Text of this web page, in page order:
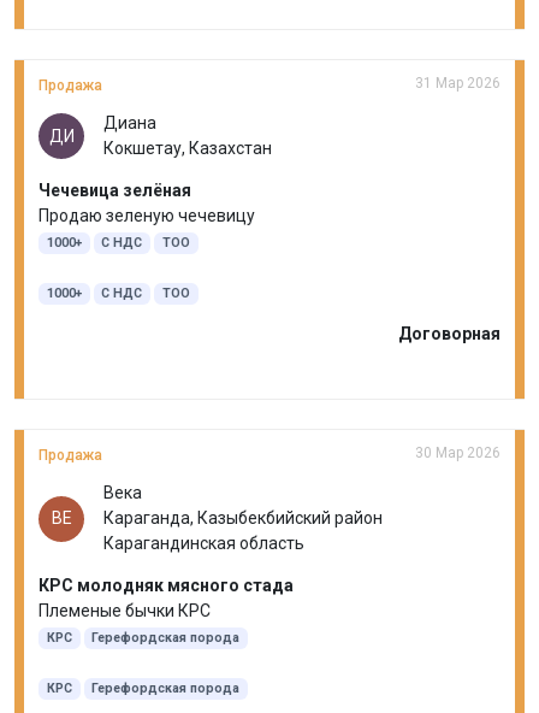
Продажа 31 Мар 2026
ДИ
Диана
Кокшетау, Казахстан
Чечевица зелёная
Продаю зеленую чечевицу
1000+ С НДС ТОО
1000+ С НДС ТОО
Договорная
Продажа 30 Мар 2026
ВЕ
Века
Караганда, Казыбекбийский район
Карагандинская область
КРС молодняк мясного стада
Племеные бычки КРС
КРС Герефордская порода
КРС Герефордская порода